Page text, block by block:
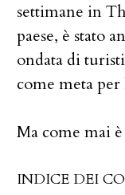
settimane in
paese, è stato
ondata di
come meta per
Ma come mai
INDICE DEI